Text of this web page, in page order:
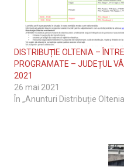
DISTRIBUȚIE OLTENIA –
PROGRAMATE – JUDEȚUL
2021
26 mai 2021
În „Anunturi Distribuție